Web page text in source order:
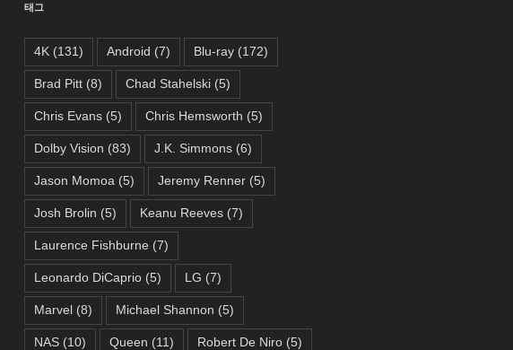
태그
4K(131) Android (7) Blu-ray(172)
Brad Pitt(8) Chad Stahelski(5)
Chris Evans(5) Chris Hemsworth (5)
Dolby Vision (83) J.K. Simmons(6)
Jason Momoa (5) Jeremy Renner(5)
Josh Brolin (5) Keanu Reeves(7)
Laurence Fishburne (7)
Leonardo DiCaprio(5) LG (7)
Marvel(8) Michael Shannon (5)
NAS(10) Queen (11) Robert De Niro(5)